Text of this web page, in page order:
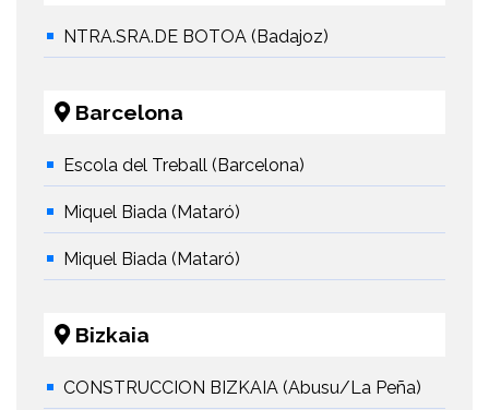
NTRA.SRA.DE BOTOA (Badajoz)
Barcelona
Escola del Treball (Barcelona)
Miquel Biada (Mataró)
Miquel Biada (Mataró)
Bizkaia
CONSTRUCCION BIZKAIA (Abusu/La Peña)